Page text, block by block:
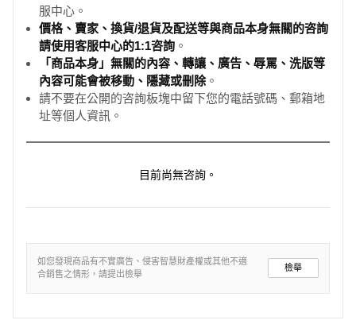
服中心。
價格、賣家、換貨/退貨及配送等與商品本身無關的咨詢
請使用客服中心的1:1咨詢 。
「商品本身」無關的內容、轉讓、廣告、辱罵、洗版等
內容可能會被移動、隱藏或刪除。
請不要在公開的咨詢板塊中留下您的電話號碼、郵箱地
址等個人資訊。
目前尚無咨詢。
如您發現商品有不實廣告、侵害智慧財產權或其他不適
合銷售之情形，請提出檢舉
檢舉